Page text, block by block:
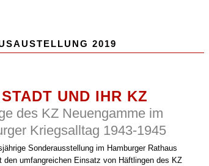
2019
UND IHR KZ
des KZ Neuengamme im
Kriegsalltag 1943-1945
Sonderausstellung im Hamburger Rathaus
den umfangreichen Einsatz von Häftlingen des KZ